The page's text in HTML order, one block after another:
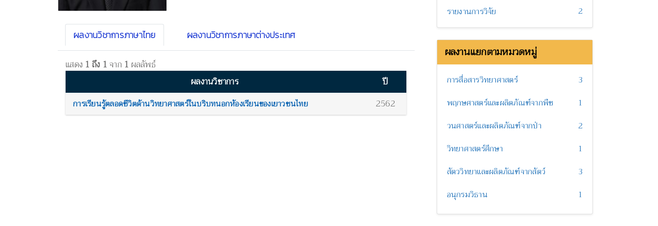
ผลงานวิชาการภาษาไทย ผลงานวิชาการภาษาต่างประเทศ
แสดง 1 ถึง 1จาก 1 ผลลัพธ์
ผลงานวิชาการ
ปี
การเรียนรู้ตลอดชีวิตด้านวิทยาศาสตร์ในบริบทนอกห้องเรียนของเยาวชนไทย 2562
รายงานการวิจัย
2
ผลงานแยกตามหมวดหมู่
การสื่อสารวิทยาศาสตร์
3
พฤกษศาสตร์และผลิตภัณฑ์จากพืช
1
วนศาสตร์และผลิตภัณฑ์จากป่า
2
วิทยาศาสตร์ศึกษา
1
สัตววิทยาและผลิตภัณฑ์จากสัตว์
3
อนุกรมวิธาน
1